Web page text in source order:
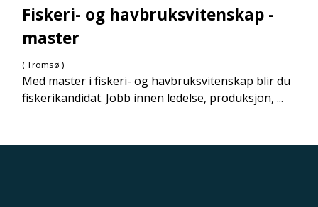
Fiskeri- og havbruksvitenskap -
master
( Tromsø )
Med master i fiskeri- og havbruksvitenskap blir du
fiskerikandidat. Jobb innen ledelse, produksjon, ...